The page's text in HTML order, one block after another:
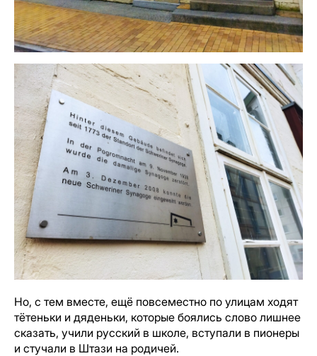
Но, с тем вместе, ещё повсеместно по улицам ходят
тётеньки и дяденьки, которые боялись слово лишнее
сказать, учили русский в школе, вступали в пионеры
и стучали в Штази на родичей.